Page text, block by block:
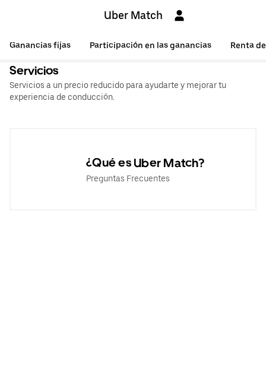
Uber Match
Ganancias fijas Participación en las ganancias Renta
Servicios
Servicios a un precio reducido para ayudarte y mejorar tu
experiencia de conducción.
¿Qué es Uber Match?
Preguntas Frecuentes